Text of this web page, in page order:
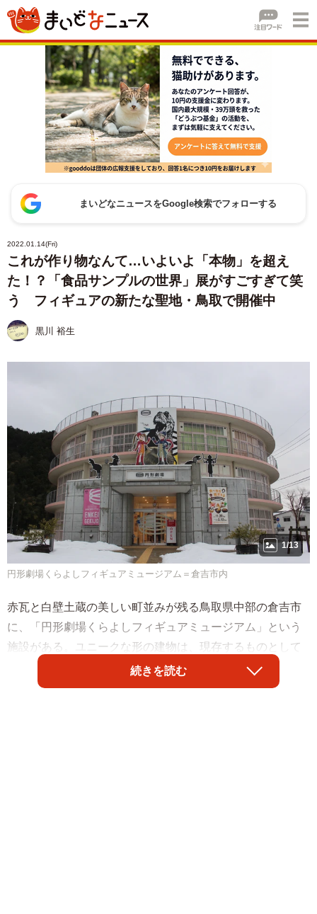
まいどなニュースをGoogle検索でフォローする
2022.01.14(Fri)
これが作り物なんて…いよいよ「本物」を超え
た！？「食品サンプルの世界」展がすごすぎて笑
う フィギュアの新たな聖地・鳥取で開催中
黒川 裕生
1/13
円形劇場くらよしフィギュアミュージアム＝倉吉市内
赤瓦と白壁土蔵の美しい町並みが残る鳥取県中部の倉吉市
に、「円形劇場くらよしフィギュアミュージアム」という
施設がある。ユニークな形の建物は、現存するものとして
は日本最古という円形校舎（1955年竣工）。それが丸ごと
1棟、フィギュアの魅力を伝える施設に生まれ変わったの
続きを読む